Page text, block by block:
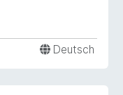
Deutsch